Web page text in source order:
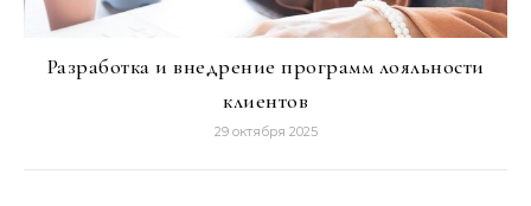
Разработка и внедрение программ лояльности
клиентов
29 октября 2025